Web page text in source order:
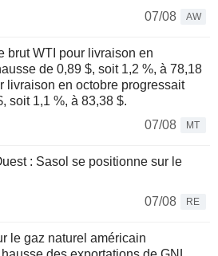
07/08
AW
brut WTI pour livraison en
de 0,89 $, soit 1,2 %, à 78,18
livraison en octobre progressait
soit 1,1 %, à 83,38 $.
07/08
MT
: Sasol se positionne sur le
07/08
RE
le gaz naturel américain